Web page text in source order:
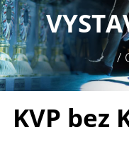
/
KVP bez